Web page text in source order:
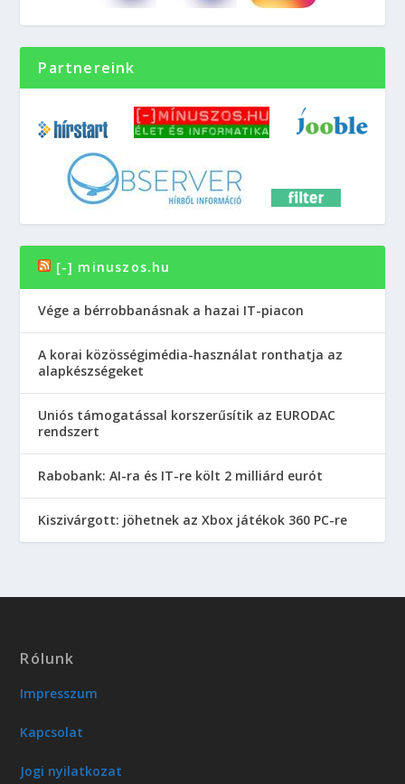
Partnereink
[-] minuszos.hu
Vége a bérrobbanásnak a hazai IT-piacon
A korai közösségimédia-használat ronthatja az
alapkészségeket
Uniós támogatással korszerűsítik az EURODAC
rendszert
Rabobank: AI-ra és IT-re költ 2 milliárd eurót
Kiszivárgott: jöhetnek az Xbox játékok 360 PC-re
Rólunk
Impresszum
Kapcsolat
Jogi nyilatkozat